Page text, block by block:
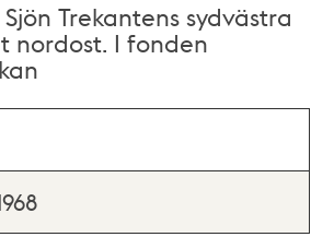
Trekantens sydvästra
nordost. I fonden